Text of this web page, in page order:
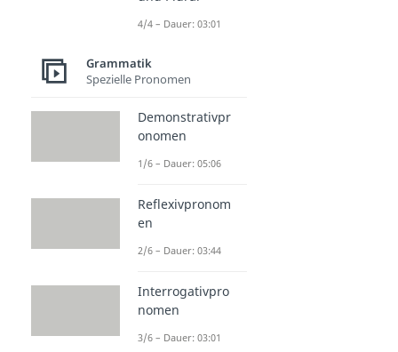
4/4 – Dauer: 03:01
Grammatik
Spezielle Pronomen
Demonstrativpr
onomen
1/6 – Dauer: 05:06
Reflexivpronom
en
2/6 – Dauer: 03:44
Interrogativpro
nomen
3/6 – Dauer: 03:01